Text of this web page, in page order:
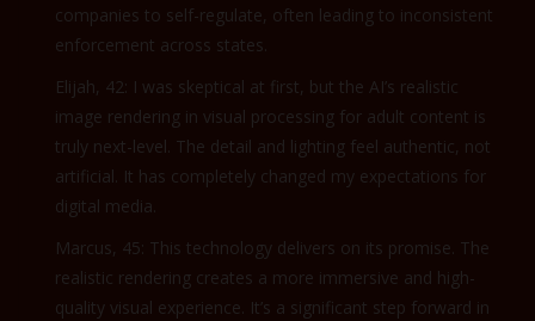
companies to self-regulate, often leading to inconsistent
enforcement across states.
Elijah, 42: I was skeptical at first, but the AI’s realistic
image rendering in visual processing for adult content is
truly next-level. The detail and lighting feel authentic, not
artificial. It has completely changed my expectations for
digital media.
Marcus, 45: This technology delivers on its promise. The
realistic rendering creates a more immersive and high-
quality visual experience. It’s a significant step forward in